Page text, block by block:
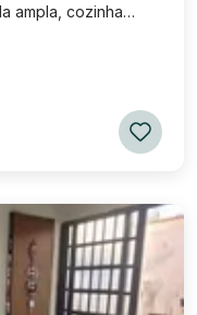
ampla, cozinha
área total.
de ônibus e